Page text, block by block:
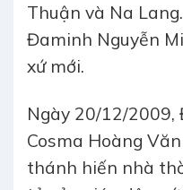
Thuận và Na
Đaminh Nguyễn
xứ mới.
Ngày 20/12/2009,
Cosma Hoàng
thánh hiến nhà